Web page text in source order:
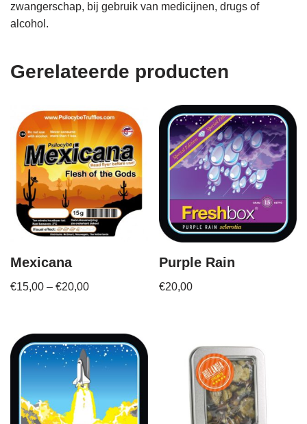
zwangerschap, bij gebruik van medicijnen, drugs of
alcohol.
Gerelateerde producten
Mexicana
€15,00 – €20,00
Purple Rain
€20,00